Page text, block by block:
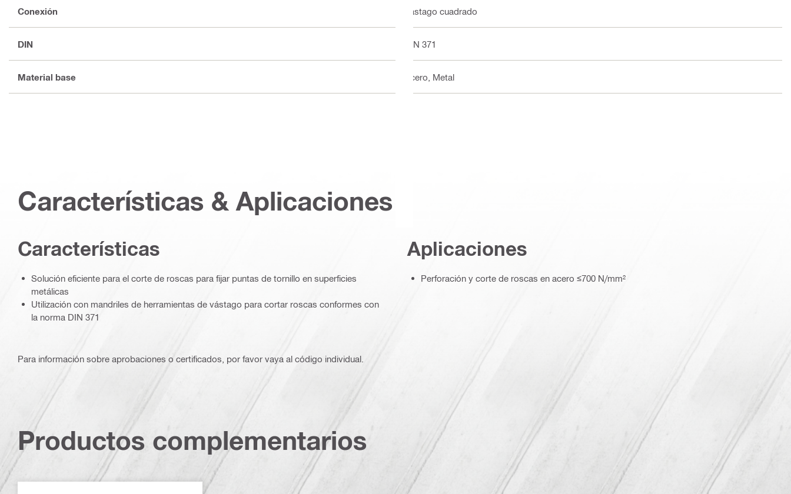
Conexión Vástago cuadrado
DIN DIN 371
Material base Acero, Metal
Características & Aplicaciones
Características
Solución eficiente para el corte de roscas para fijar puntas de tornillo en superficies
metálicas
Utilización con mandriles de herramientas de vástago para cortar roscas conformes con
la norma DIN 371
Aplicaciones
Perforación y corte de roscas en acero ≤700 N/mm²
Para información sobre aprobaciones o certificados, por favor vaya al código individual.
Productos complementarios